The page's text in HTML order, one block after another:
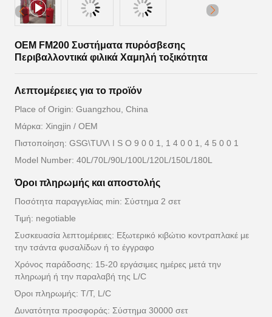
OEM FM200 Συστήματα πυρόσβεσης
Περιβαλλοντικά φιλικά Χαμηλή τοξικότητα
Λεπτομέρειες για το προϊόν
Place of Origin: Guangzhou, China
Μάρκα: Xingjin / OEM
Πιστοποίηση: GSG\TUV\ I S O 9 0 0 1, 1 4 0 0 1, 4 5 0 0 1
Model Number: 40L/70L/90L/100L/120L/150L/180L
Όροι πληρωμής και αποστολής
Ποσότητα παραγγελίας min: Σύστημα 2 σετ
Τιμή: negotiable
Συσκευασία λεπτομέρειες: Εξωτερικό κιβώτιο κοντραπλακέ με
την τσάντα φυσαλίδων ή το έγγραφο
Χρόνος παράδοσης: 15-20 εργάσιμες ημέρες μετά την
πληρωμή ή την παραλαβή της L/C
Όροι πληρωμής: T/T, L/C
Δυνατότητα προσφοράς: Σύστημα 30000 σετ